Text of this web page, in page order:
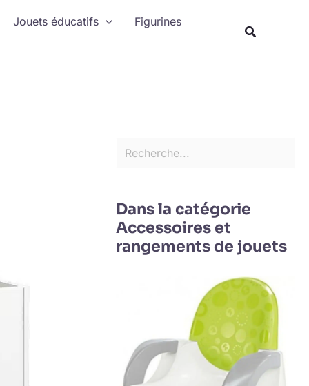
Jouets éducatifs
Figurines
Dans la catégorie
Accessoires et
rangements de jouets